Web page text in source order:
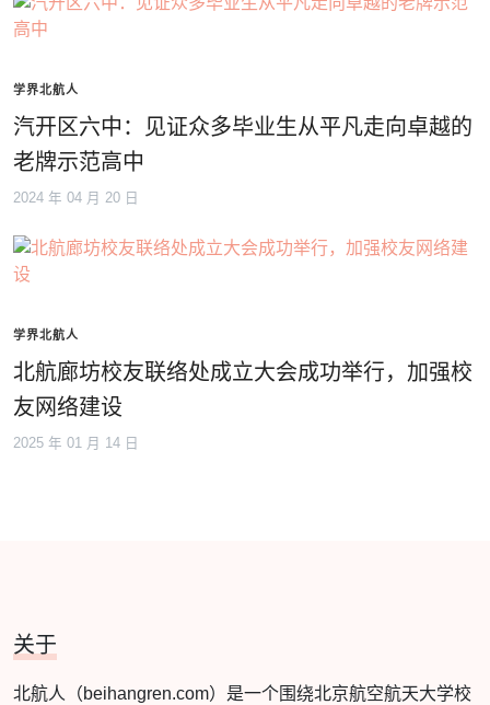
学界北航人
汽开区六中：见证众多毕业生从平凡走向卓越的
老牌示范高中
2024 年 04 月 20 日
学界北航人
北航廊坊校友联络处成立大会成功举行，加强校
友网络建设
2025 年 01 月 14 日
关于
北航人（beihangren.com）是一个围绕北京航空航天大学校